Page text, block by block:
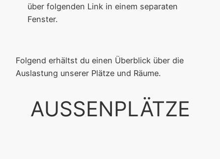
über folgenden Link in einem separaten
Fenster.
Folgend erhältst du einen Überblick über die
Auslastung unserer Plätze und Räume.
AUSSENPLÄTZE